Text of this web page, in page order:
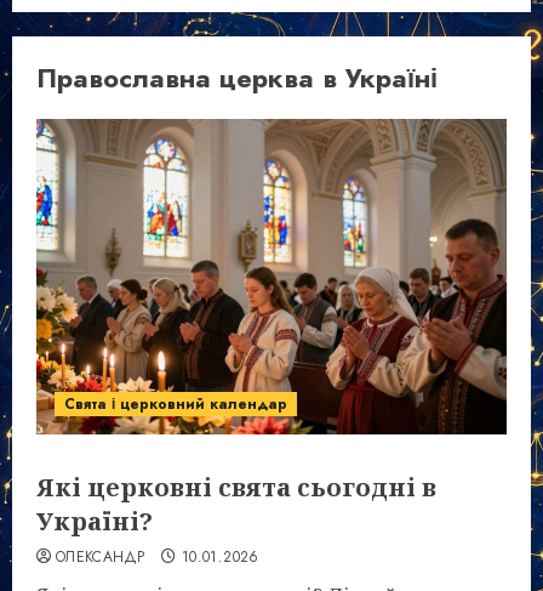
Православна церква в Україні
Свята і церковний календар
Які церковні свята сьогодні в
Україні?
ОЛЕКСАНДР 10.01.2026